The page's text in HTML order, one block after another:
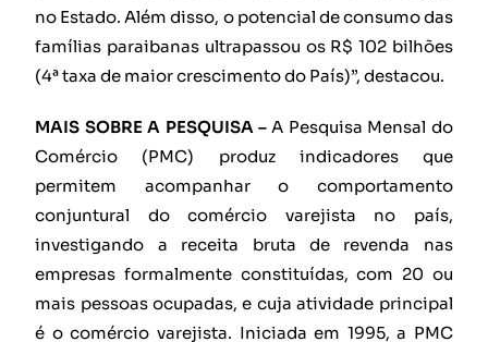
no Estado. Além disso, o potencial de consumo das
famílias paraibanas ultrapassou os R$ 102 bilhões
(4ª taxa de maior crescimento do País)”, destacou.
MAIS SOBRE A PESQUISA – A Pesquisa Mensal do
Comércio (PMC) produz indicadores que
permitem acompanhar o comportamento
conjuntural do comércio varejista no país,
investigando a receita bruta de revenda nas
empresas formalmente constituídas, com 20 ou
mais pessoas ocupadas, e cuja atividade principal
é o comércio varejista. Iniciada em 1995, a PMC